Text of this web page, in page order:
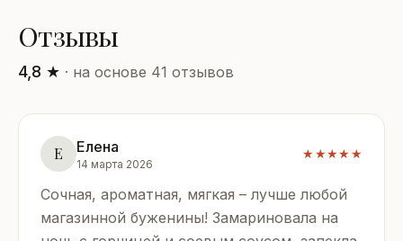
Отзывы
4,8 ★ · на основе 41 отзывов
Е Елена
14 марта 2026
★★★★★
Сочная, ароматная, мягкая – лучше любой
магазинной буженины! Замариновала на